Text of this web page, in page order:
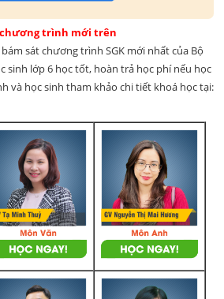
trình mới trên
sát chương trình SGK mới nhất của Bộ
sinh lớp 6 học tốt, hoàn trả học phí nếu học
và học sinh tham khảo chi tiết khoá học tại: